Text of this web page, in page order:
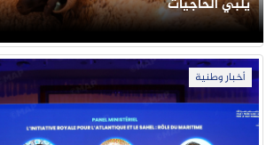
يلبي الحاجيات
أخبار وطنية